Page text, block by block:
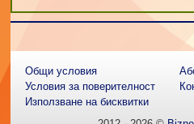
Общи условия
Условия за поверителност
Използване на бисквитки